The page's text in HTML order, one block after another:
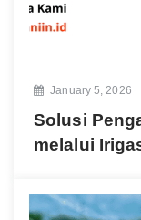
January 5, 2026
Solusi
melalui